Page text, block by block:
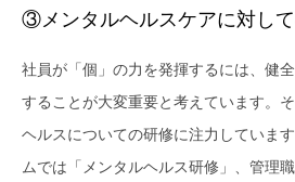
③メンタルヘルスケアに対し
社員が「個」の力を発揮するには、健
することが大変重要と考えています。
ヘルスについての研修に注力していま
ムでは「メンタルヘルス研修」、管理